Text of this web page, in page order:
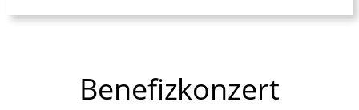
Benefizkonzert